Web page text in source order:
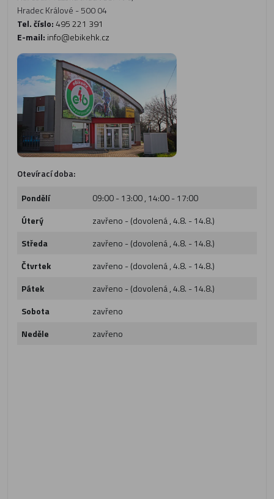
Hradec Králové - 500 04
Tel. číslo:495 221 391
E-mail: info@ebikehk.cz
Otevírací doba:
Pondělí
09:00 - 13:00 , 14:00 - 17:00
Úterý
zavřeno - (dovolená , 4.8. - 14.8.)
Středa
zavřeno - (dovolená , 4.8. - 14.8.)
Čtvrtek
zavřeno - (dovolená , 4.8. - 14.8.)
Pátek
zavřeno - (dovolená , 4.8. - 14.8.)
Sobota
zavřeno
Neděle
zavřeno